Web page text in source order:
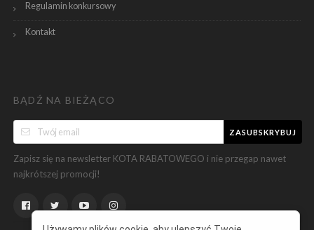
Regulamin konkursowy
Kontakt
BĄDŹ NA BIEŻĄCO
ZASUBSKRYBUJ
Zapisz się na newsletter KOTA RABATOWEGO i nie przegap nawet
najkrótszej promocji!